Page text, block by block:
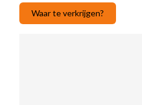
Waar te verkrijgen?